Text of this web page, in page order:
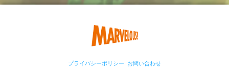
プライバシーポリシー お問い合わせ